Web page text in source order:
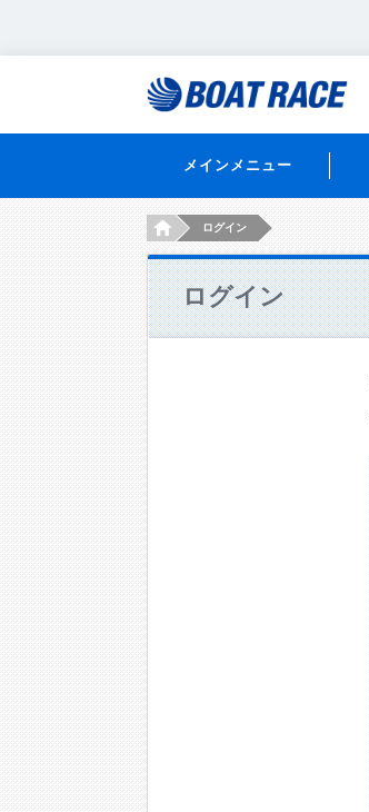
メインメニュー
HOMEログイン
ログイン